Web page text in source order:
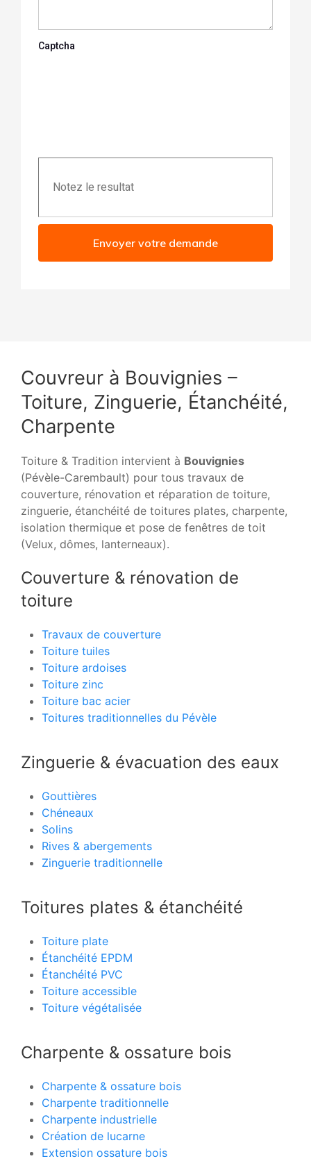
Captcha
Envoyer votre demande
Couvreur à Bouvignies –
Toiture, Zinguerie, Étanchéité,
Charpente
Toiture & Tradition intervient à Bouvignies
(Pévèle-Carembault) pour tous travaux de
couverture, rénovation et réparation de toiture,
zinguerie, étanchéité de toitures plates, charpente,
isolation thermique et pose de fenêtres de toit
(Velux, dômes, lanterneaux).
Couverture & rénovation de
toiture
Travaux de couverture
Toiture tuiles
Toiture ardoises
Toiture zinc
Toiture bac acier
Toitures traditionnelles du Pévèle
Zinguerie & évacuation des eaux
Gouttières
Chéneaux
Solins
Rives & abergements
Zinguerie traditionnelle
Toitures plates & étanchéité
Toiture plate
Étanchéité EPDM
Étanchéité PVC
Toiture accessible
Toiture végétalisée
Charpente & ossature bois
Charpente & ossature bois
Charpente traditionnelle
Charpente industrielle
Création de lucarne
Extension ossature bois